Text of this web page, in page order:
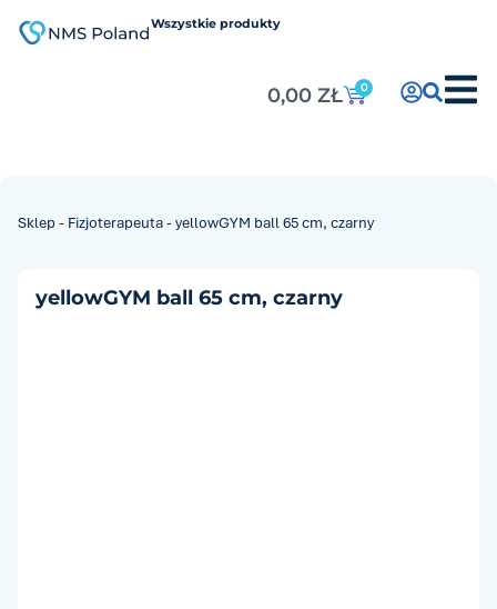
treści
Wszystkie produkty
0,00 ZŁ 0
Sklep- Fizjoterapeuta- yellowGYM ball 65 cm, czarny
yellowGYM ball 65 cm, czarny